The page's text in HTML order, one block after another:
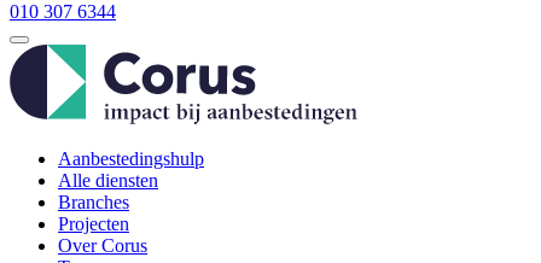
010 307 6344
Aanbestedingshulp
Alle diensten
Branches
Projecten
Over Corus